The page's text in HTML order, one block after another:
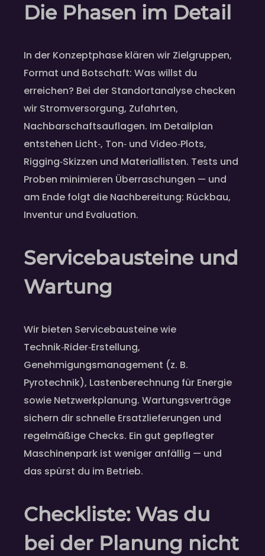
Die Phasen im Detail
In der Konzeptphase klären wir Zielgruppen,
Format und Botschaft: Was willst du
erreichen? Bei der Standortanalyse checken
wir Stromversorgung, Zufahrten,
Nachbarschaftsauflagen. Im Detailplan
entstehen Licht‑, Ton‑ und Video‑Plots,
Rigging‑Skizzen und Materiallisten. Tests und
Proben minimieren Überraschungen — und
am Ende folgt die Nachbereitung: Rückbau,
Inventur und Evaluation.
Servicebausteine und
Wartung
Wir bieten Servicebausteine wie
Technik‑Rider‑Erstellung,
Genehmigungsmanagement (z. B.
Pyrotechnik), Lastenberechnung für Energie
sowie Netzwerkplanung. Wartungsverträge
sichern dir schnelle Ersatzlieferungen und
regelmäßige Checks. Ein gut gepflegter
Maschinenpark ist weniger anfällig — und
das spürst du im Betrieb.
Checkliste: Was du
bei der Planung nicht